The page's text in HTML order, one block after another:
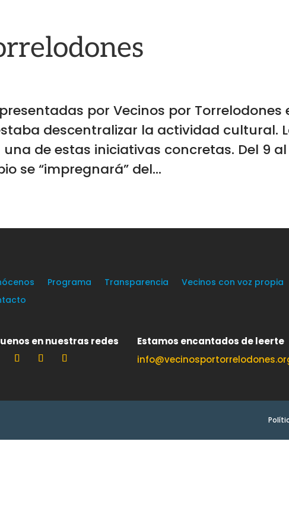
por Vecinos por Torrelodones
descentralizar la actividad cultural.
de estas iniciativas concretas. Del 9 al
se “impregnará” del...
Programa Transparencia Vecinos con voz propia
en nuestras redes
Estamos encantados de leerte